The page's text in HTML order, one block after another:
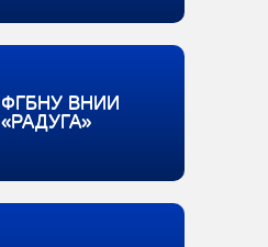
ФГБНУ ВНИИ
«РАДУГА»